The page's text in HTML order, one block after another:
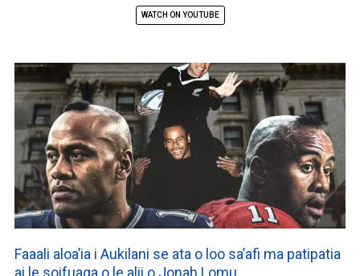
WATCH ON YOUTUBE
Faaali aloa’ia i Aukilani se ata o loo sa’afi ma patipatia
ai le soifuaga o le alii o Jonah Lomu